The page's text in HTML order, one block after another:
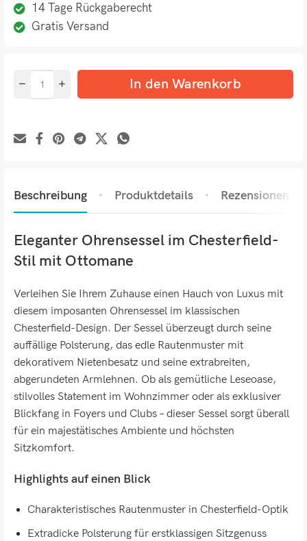
14 Tage Rückgaberecht
Gratis Versand
In den Warenkorb
Beschreibung Produktdetails Rezensionen (0)
Eleganter Ohrensessel im Chesterfield-
Stil mit Ottomane
Verleihen Sie Ihrem Zuhause einen Hauch von Luxus mit
diesem imposanten Ohrensessel im klassischen
Chesterfield-Design. Der Sessel überzeugt durch seine
auffällige Polsterung, das edle Rautenmuster mit
dekorativem Nietenbesatz und seine extrabreiten,
abgerundeten Armlehnen. Ob als gemütliche Leseoase,
stilvolles Statement im Wohnzimmer oder als exklusiver
Blickfang in Foyers und Clubs – dieser Sessel sorgt überall
für ein majestätisches Ambiente und höchsten
Sitzkomfort.
Highlights auf einen Blick
Charakteristisches Rautenmuster in Chesterfield-Optik
Extradicke Polsterung für erstklassigen Sitzgenuss